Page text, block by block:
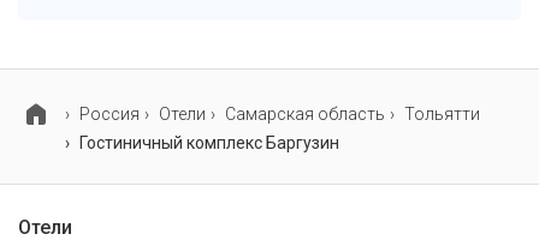
Россия
Отели Самарская область
Тольятти
Гостиничный комплекс Баргузин
Отели